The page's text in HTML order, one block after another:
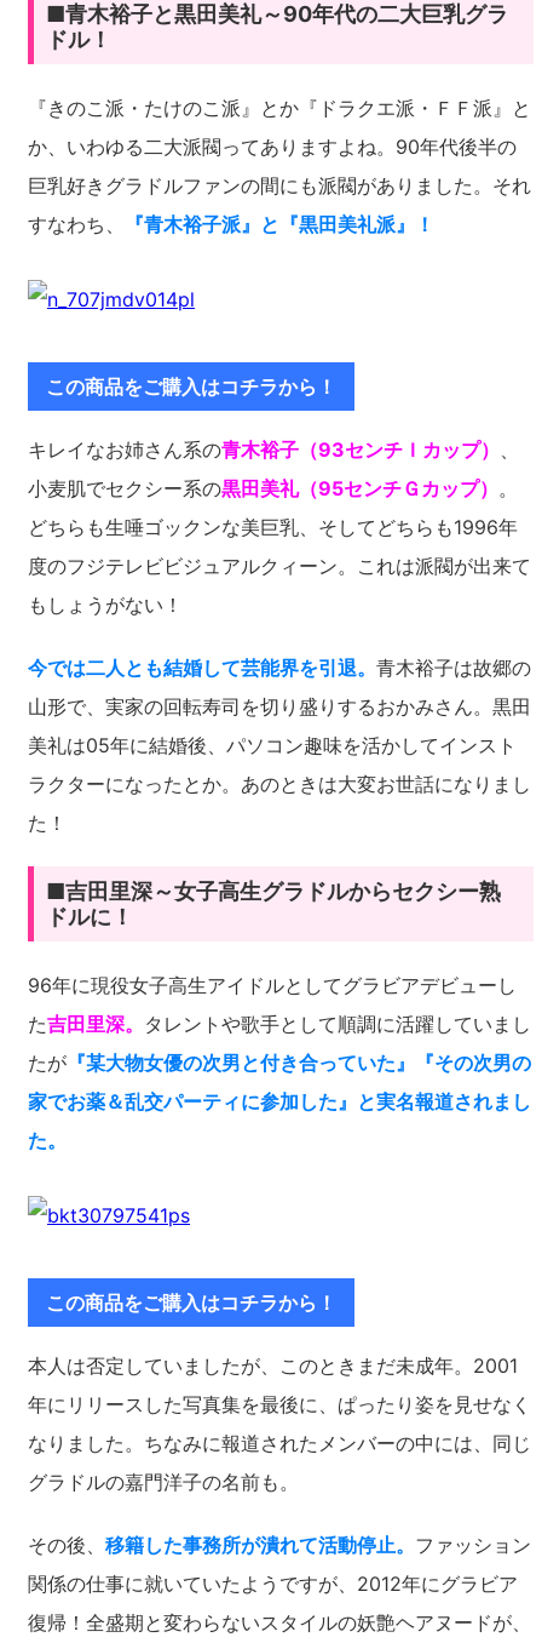
■青木裕子と黒田美礼～90年代の二大巨乳グラ
ドル！
『きのこ派・たけのこ派』とか『ドラクエ派・ＦＦ派』と
か、いわゆる二大派閥ってありますよね。90年代後半の
巨乳好きグラドルファンの間にも派閥がありました。それ
すなわち、
『青木裕子派』と『黒田美礼派』！
この商品をご購入はコチラから！
キレイなお姉さん系の青木裕子（93センチＩカップ） 、
小麦肌でセクシー系の黒田美礼（95センチＧカップ） 。
どちらも生唾ゴックンな美巨乳、そしてどちらも1996年
度のフジテレビビジュアルクィーン。これは派閥が出来て
もしょうがない！
今では二人とも結婚して芸能界を引退。 青木裕子は故郷の
山形で、実家の回転寿司を切り盛りするおかみさん。黒田
美礼は05年に結婚後、パソコン趣味を活かしてインスト
ラクターになったとか。あのときは大変お世話になりまし
た！
■吉田里深～女子高生グラドルからセクシー熟
ドルに！
96年に現役女子高生アイドルとしてグラビアデビューし
た吉田里深。 タレントや歌手として順調に活躍していまし
たが 『某大物女優の次男と付き合っていた』『その次男の
家でお薬＆乱交パーティに参加した』と実名報道されまし
た。
この商品をご購入はコチラから！
本人は否定していましたが、このときまだ未成年。2001
年にリリースした写真集を最後に、ぱったり姿を見せなく
なりました。ちなみに報道されたメンバーの中には、同じ
グラドルの嘉門洋子の名前も。
その後、 移籍した事務所が潰れて活動停止。 ファッション
関係の仕事に就いていたようですが、2012年にグラビア
復帰！全盛期と変わらないスタイルの妖艶ヘアヌードが、